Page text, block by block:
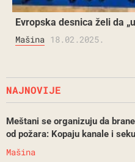
Evropska desnica želi da
Mašina 18.02.2025.
NAJNOVIJE
Meštani se organizuju da
od požara: Kopaju kanale i
Mašina